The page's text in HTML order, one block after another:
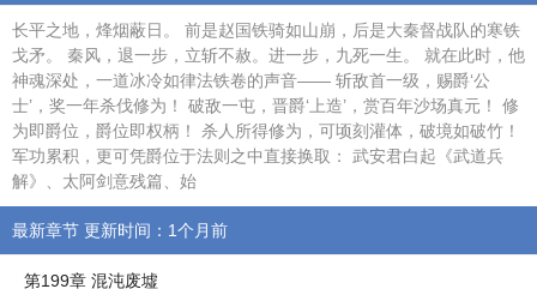
长平之地，烽烟蔽日。 前是赵国铁骑如山崩，后是大秦督战队的寒铁
戈矛。 秦风，退一步，立斩不赦。进一步，九死一生。 就在此时，他
神魂深处，一道冰冷如律法铁卷的声音—— 斩敌首一级，赐爵‘公
士’，奖一年杀伐修为！ 破敌一屯，晋爵‘上造’，赏百年沙场真元！ 修
为即爵位，爵位即权柄！ 杀人所得修为，可顷刻灌体，破境如破竹！
军功累积，更可凭爵位于法则之中直接换取： 武安君白起《武道兵
解》、太阿剑意残篇、始
最新章节 更新时间：1个月前
第199章 混沌废墟